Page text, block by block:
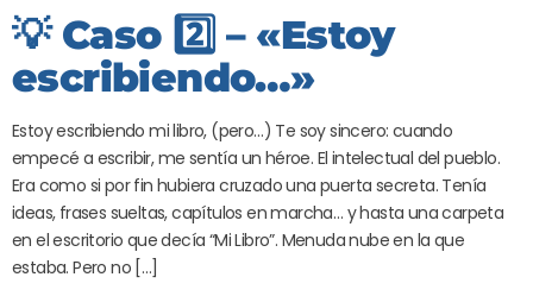
💡 Caso 2️⃣ – «Estoy
escribiendo…»
Estoy escribiendo mi libro, (pero…) Te soy sincero: cuando
empecé a escribir, me sentía un héroe. El intelectual del pueblo.
Era como si por fin hubiera cruzado una puerta secreta. Tenía
ideas, frases sueltas, capítulos en marcha… y hasta una carpeta
en el escritorio que decía “Mi Libro”. Menuda nube en la que
estaba. Pero no […]